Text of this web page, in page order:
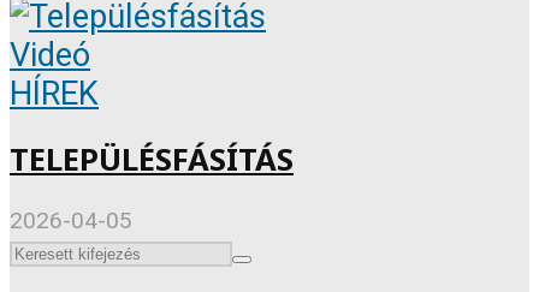
Videó
HÍREK
TELEPÜLÉSFÁSÍTÁS
2026-04-05